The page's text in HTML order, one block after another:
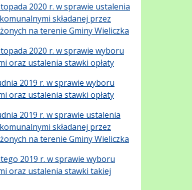
2020 r. w sprawie ustalenia
składanej przez
na terenie Gminy Wieliczka
2020 r. w sprawie wyboru
oraz ustalenia stawki opłaty
2019 r. w sprawie wyboru
oraz ustalenia stawki opłaty
2019 r. w sprawie ustalenia
składanej przez
na terenie Gminy Wieliczka
2019 r. w sprawie wyboru
oraz ustalenia stawki takiej